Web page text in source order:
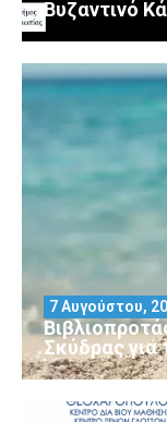
Βυζαντινό
Σκύδρας για
7 Αυγούστου,